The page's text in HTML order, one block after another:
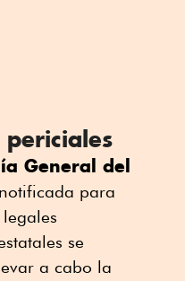
General del
para
se
a cabo la